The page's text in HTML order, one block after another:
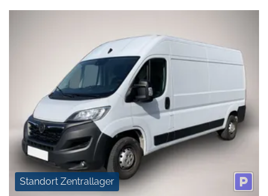
Standort Zentrallager